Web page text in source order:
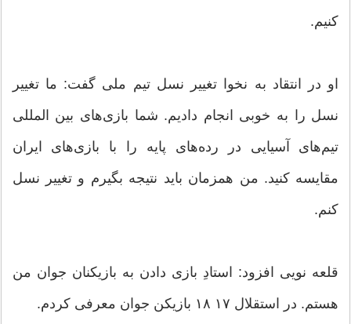
کنیم.
او در انتقاد به نخوا تغییر نسل تیم ملی گفت: ما تغییر
نسل را به خوبی انجام دادیم. شما بازی‌های بین المللی
تیم‌های آسیایی در رده‌های پایه را با بازی‌های ایران
مقایسه کنید. من همزمان باید نتیجه بگیرم و تغییر نسل
کنم.
قلعه نویی افزود: استادِ بازی دادن به بازیکنان جوان من
هستم. در استقلال ۱۷ ۱۸ بازیکن جوان معرفی کردم.